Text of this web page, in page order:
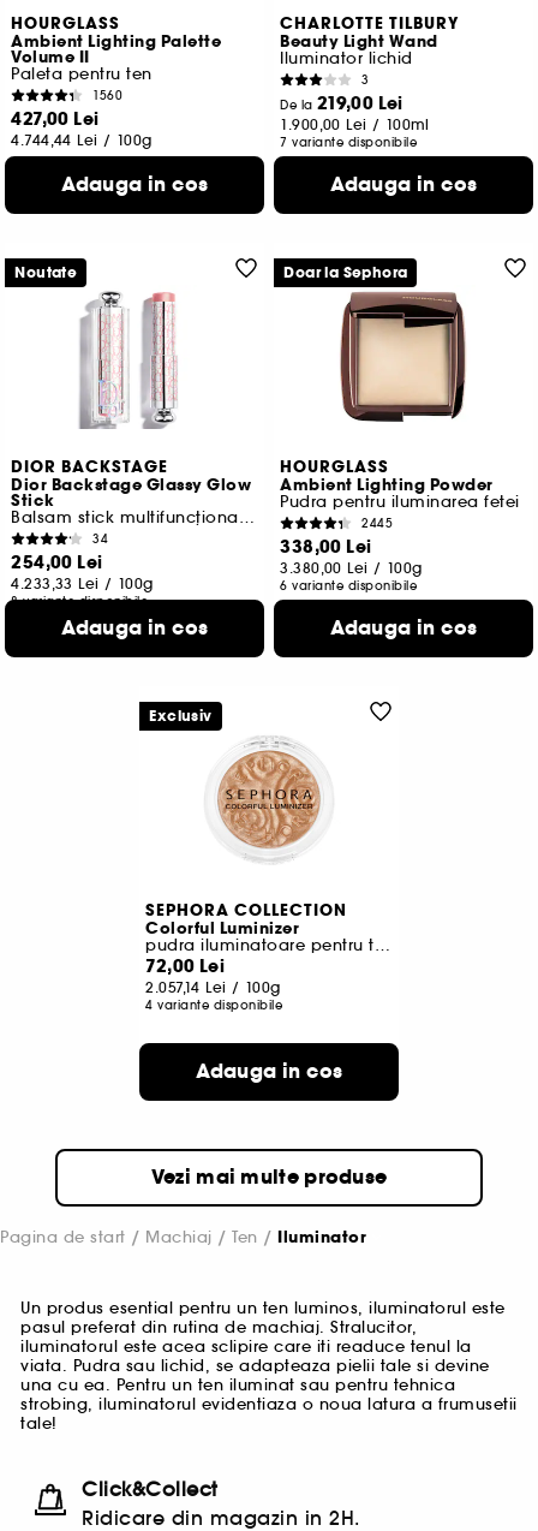
HOURGLASS
Ambient Lighting Palette
Volume II
Paleta pentru ten
1560
427,00 Lei
4.744,44 Lei / 100g
Adauga in cos
CHARLOTTE TILBURY
Beauty Light Wand
Iluminator lichid
3
De la 219,00 Lei
1.900,00 Lei / 100ml
7 variante disponibile
Adauga in cos
DIOR BACKSTAGE
Dior Backstage Glassy Glow
Stick
Balsam stick multifuncțional, iluminator
34
254,00 Lei
4.233,33 Lei / 100g
8 variante disponibile
Adauga in cos
Noutate
HOURGLASS
Ambient Lighting Powder
Pudra pentru iluminarea fetei
2445
338,00 Lei
3.380,00 Lei / 100g
6 variante disponibile
Adauga in cos
Doar la Sephora
SEPHORA COLLECTION
Colorful Luminizer
pudra iluminatoare pentru ten
72,00 Lei
2.057,14 Lei / 100g
4 variante disponibile
Adauga in cos
Exclusiv
Vezi mai multe produse
Pagina de start Machiaj Ten Iluminator
Un produs esential pentru un ten luminos, iluminatorul este
pasul preferat din rutina de machiaj. Stralucitor,
iluminatorul este acea sclipire care iti readuce tenul la
viata. Pudra sau lichid, se adapteaza pielii tale si devine
una cu ea. Pentru un ten iluminat sau pentru tehnica
strobing, iluminatorul evidentiaza o noua latura a frumusetii
tale!
Click&Collect
Ridicare din magazin in 2H.